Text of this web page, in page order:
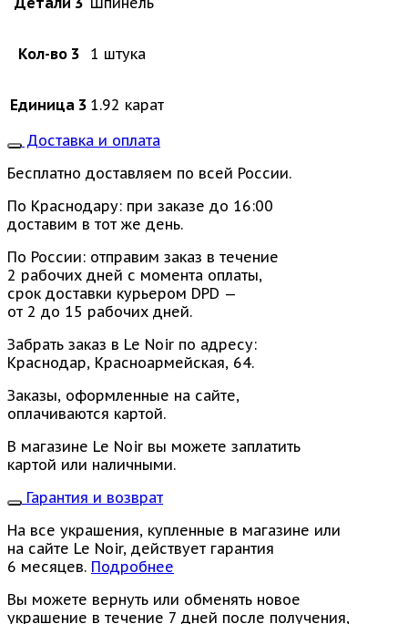
Кол-во 3 1 штука
Единица 3 1.92 карат
Доставка и оплата
Бесплатно доставляем по всей России.
По Краснодару: при заказе до 16:00
доставим в тот же день.
По России: отправим заказ в течение
2 рабочих дней с момента оплаты,
срок доставки курьером DPD —
от 2 до 15 рабочих дней.
Забрать заказ в Le Noir по адресу:
Краснодар, Красноармейская, 64.
Заказы, оформленные на сайте,
оплачиваются картой.
В магазине Le Noir вы можете заплатить
картой или наличными.
Гарантия и возврат
На все украшения, купленные в магазине или
на сайте Le Noir, действует гарантия
6 месяцев. Подробнее
Вы можете вернуть или обменять новое
украшение в течение 7 дней после получения,